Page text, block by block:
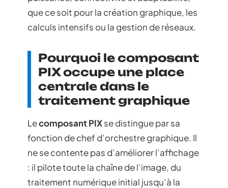
que ce soit pour la création graphique, les
calculs intensifs ou la gestion de réseaux.
Pourquoi le composant
PIX occupe une place
centrale dans le
traitement graphique
Lecomposant PIXse distingue par sa
fonction de chef d’orchestre graphique. Il
ne se contente pas d’améliorer l’affichage
: il pilote toute la chaîne de l’image, du
traitement numérique initial jusqu’à la